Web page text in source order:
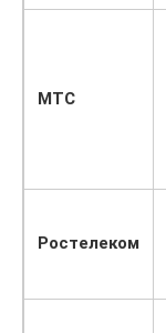
МТС
Ростелеком